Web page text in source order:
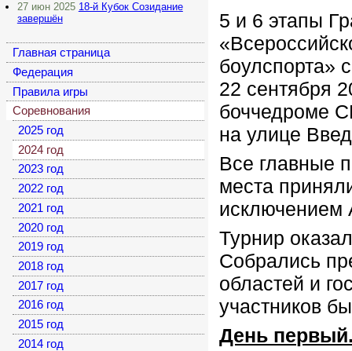
5 и 6 этапы
боулспорта»
22 сентября
боччедроме
на улице
Все главные
места
исключением
Турнир
Собрались
областей и
участников
День
27 июн 2025 18-й Кубок Созидание
завершён
Главная страница
Федерация
Правила игры
Соревнования
2025 год
2024 год
2023 год
2022 год
2021 год
2020 год
2019 год
2018 год
2017 год
2016 год
2015 год
2014 год